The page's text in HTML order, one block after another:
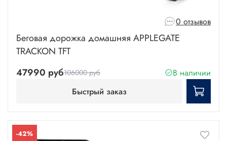
0 отзывов
Беговая дорожка домашняя APPLEGATE
TRACKON TFT
47990 руб106000 руб
В наличии
Быстрый заказ
-42%